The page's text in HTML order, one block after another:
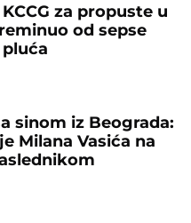
za propuste u
od sepse
sinom iz Beograda:
Milana Vasića na